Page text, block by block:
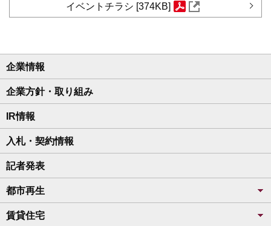
イベントチラシ [374KB]
企業情報
企業方針・取り組み
IR情報
入札・契約情報
記者発表
都市再生
賃貸住宅